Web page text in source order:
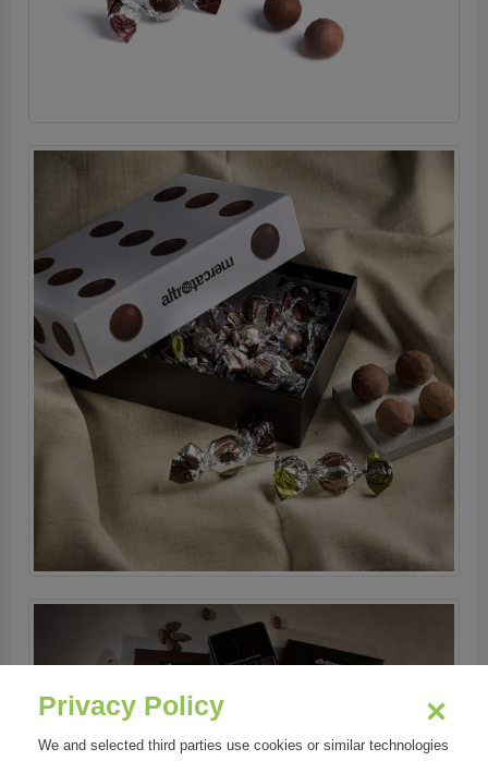
Privacy Policy
We and selected third parties use cookies or similar technologies